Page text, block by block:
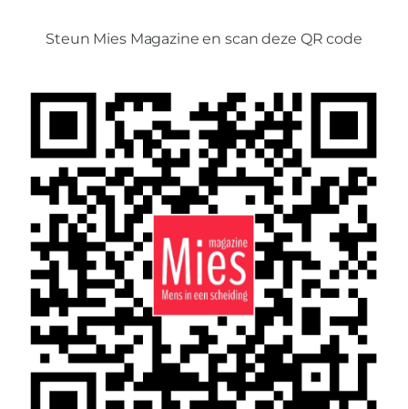
Steun Mies Magazine en scan deze QR code